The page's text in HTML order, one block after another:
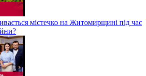
містечко на Житомирщині під час